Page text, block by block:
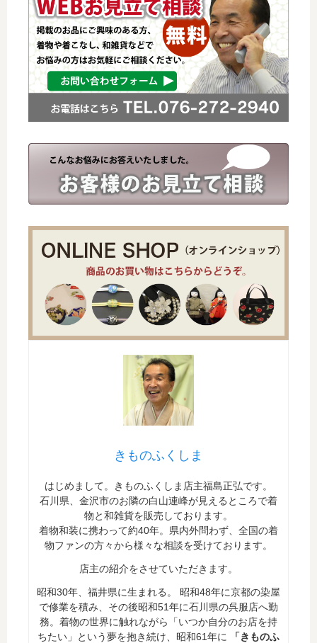
きものふくしま
はじめまして。きものふくしま店主福島正弘です。
石川県、金沢市のお隣の白山連峰が見えるところで着
物と和雑貨を販売しております。
着物和装に携わって約40年。県内外問わず、全国の着
物ファンの方々から様々な相談を受けております。
店主の紹介をさせていただきます。
昭和30年、福井県に生まれる。 昭和48年に京都の染屋
で修業を積み、その後昭和51年に石川県の呉服店へ勤
務。着物の世界に触れながら「いつか自分のお店を持
ちたい」という夢を抱き続け、昭和61年に
「きものふ